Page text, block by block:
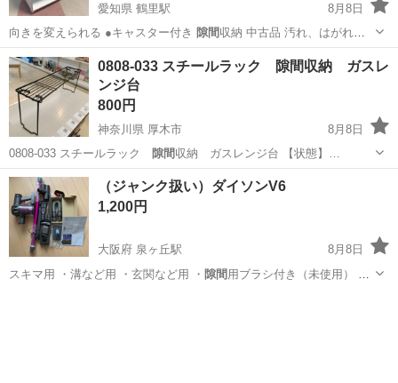
愛知県 鶴里駅
8月8日
向きを変えられる ●キャスター付き 隙間 収納 中古品 汚れ、はがれ、
ゆがみ…
愛知 名古屋市
0808-033 スチールラック 隙間収納 ガスレ
ンジ台
800円
神奈川県 厚木市
8月8日
0808-033 スチールラック
隙間 収納 ガスレンジ台 【状態】…
神奈川 厚木市 収納家具 ガスレンジ
（ジャンク扱い）ダイソンV6
1,200円
大阪府 泉ヶ丘駅
8月8日
スキマ用 ・溝など用 ・玄関など用 ・ 隙間 用ブラシ付き（未使用） ・